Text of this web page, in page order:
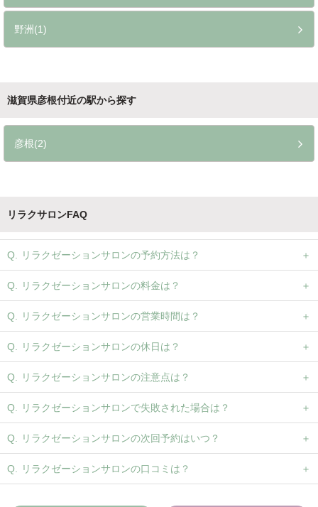
野洲(1)
滋賀県彦根付近の駅から探す
彦根(2)
リラクサロンFAQ
リラクゼーションサロンの予約方法は？
リラクゼーションサロンの料金は？
リラクゼーションサロンの営業時間は？
リラクゼーションサロンの休日は？
リラクゼーションサロンの注意点は？
リラクゼーションサロンで失敗された場合は？
リラクゼーションサロンの次回予約はいつ？
リラクゼーションサロンの口コミは？